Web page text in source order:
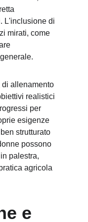
L'inclusione di
mirati, come
di allenamento
realistici
per
esigenze
strutturato
possono
palestra,
agricola
e